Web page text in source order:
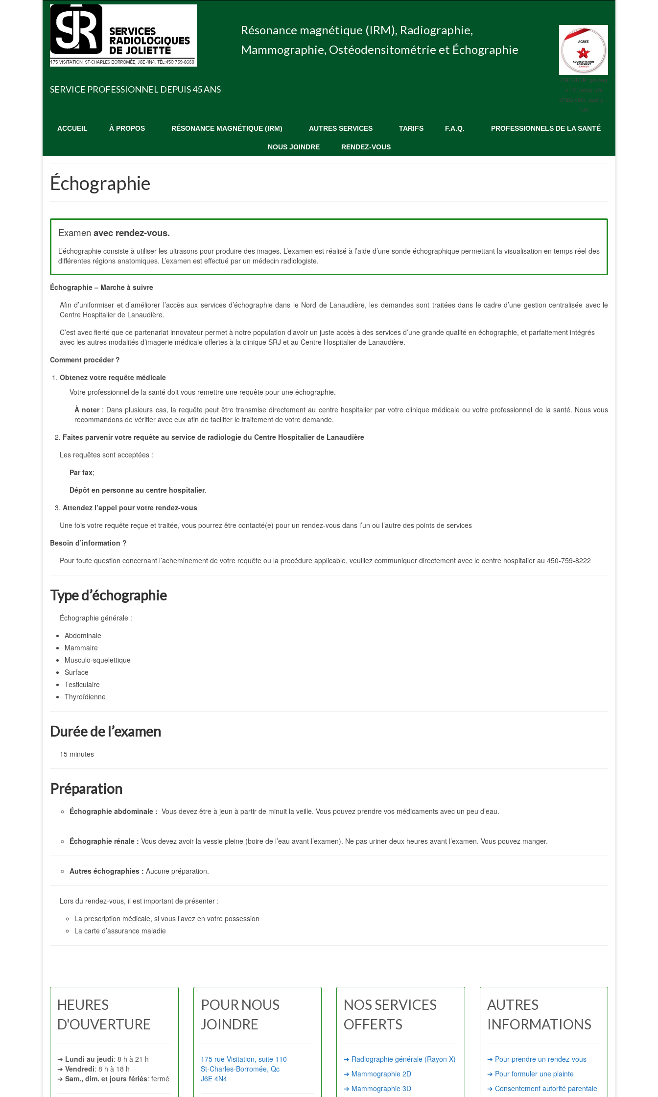
SERVICE PROFESSIONNEL DEPUIS 45 ANS
CREATOR: gd-jpeg
v1.0 (using IJG
JPEG v80), quality =
100
Résonance magnétique (IRM), Radiographie,
Mammographie, Ostéodensitométrie et Échographie
ACCUEIL À PROPOS RÉSONANCE MAGNÉTIQUE (IRM) AUTRES SERVICES TARIFS F.A.Q. PROFESSIONNELS DE LA SANTÉ
NOUS JOINDRE RENDEZ-VOUS
Échographie
Examen avec rendez-vous.
L’échographie consiste à utiliser les ultrasons pour produire des images. L’examen est réalisé à l’aide d’une sonde échographique permettant la visualisation en temps réel des
différentes régions anatomiques. L’examen est effectué par un médecin radiologiste.
Échographie – Marche à suivre
Afin d’uniformiser et d’améliorer l’accès aux services d’échographie dans le Nord de Lanaudière, les demandes sont traitées dans le cadre d’une gestion centralisée avec le
Centre Hospitalier de Lanaudière.
C’est avec fierté que ce partenariat innovateur permet à notre population d’avoir un juste accès à des services d’une grande qualité en échographie, et parfaitement intégrés
avec les autres modalités d’imagerie médicale offertes à la clinique SRJ et au Centre Hospitalier de Lanaudière.
Comment procéder ?
Obtenez votre requête médicale
Votre professionnel de la santé doit vous remettre une requête pour une échographie.
À noter: Dans plusieurs cas, la requête peut être transmise directement au centre hospitalier par votre clinique médicale ou votre professionnel de la santé. Nous vous
recommandons de vérifier avec eux afin de faciliter le traitement de votre demande.
2. Faites parvenir votre requête au service de radiologie du Centre Hospitalier de Lanaudière
Les requêtes sont acceptées :
Par fax;
Dépôt en personne au centre hospitalier.
3. Attendez l’appel pour votre rendez-vous
Une fois votre requête reçue et traitée, vous pourrez être contacté(e) pour un rendez-vous dans l’un ou l’autre des points de services
Besoin d’information ?
Pour toute question concernant l’acheminement de votre requête ou la procédure applicable, veuillez communiquer directement avec le centre hospitalier au 450-759-8222
Type d’échographie
Échographie générale :
Abdominale
Mammaire
Musculo-squelettique
Surface
Testiculaire
Thyroïdienne
Durée de l’examen
15 minutes
Préparation
Échographie abdominale : Vous devez être à jeun à partir de minuit la veille. Vous pouvez prendre vos médicaments avec un peu d’eau.
Échographie rénale : Vous devez avoir la vessie pleine (boire de l’eau avant l’examen). Ne pas uriner deux heures avant l’examen. Vous pouvez manger.
Autres échographies : Aucune préparation.
Lors du rendez-vous, il est important de présenter :
La prescription médicale, si vous l’avez en votre possession
La carte d’assurance maladie
HEURES
D'OUVERTURE
➔ Lundi au jeudi: 8 h à 21 h
➔ Vendredi: 8 h à 18 h
➔ Sam., dim. et jours fériés: fermé
POUR NOUS
JOINDRE
175 rue Visitation, suite 110
St-Charles-Borromée, Qc
J6E 4N4
NOS SERVICES
OFFERTS
➔ Radiographie générale (Rayon X)
➔ Mammographie 2D
➔ Mammographie 3D
AUTRES
INFORMATIONS
➔ Pour prendre un rendez-vous
➔ Pour formuler une plainte
➔ Consentement autorité parentale